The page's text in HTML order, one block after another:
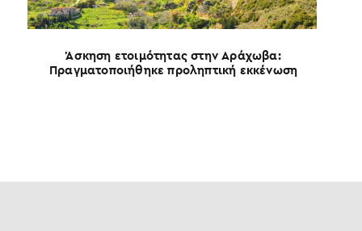
Άσκηση ετοιμότητας στην Αράχωβα:
Πραγματοποιήθηκε προληπτική εκκένωση